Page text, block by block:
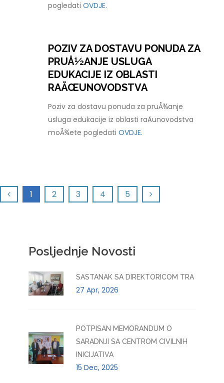
pogledatiOVDJE.
POZIV ZA DOSTAVU PONUDA ZA
PRUÅ½ANJE USLUGA
EDUKACIJE IZ OBLASTI
RAÄŒUNOVODSTVA
Poziv za dostavu ponuda za pruÅ¾anje
usluga edukacije iz oblasti raÄunovodstva
moÅ¾ete pogledatiOVDJE.
1 2 3 4 5
Posljednje Novosti
SASTANAK SA DIREKTORICOM TRA
27 Apr, 2026
POTPISAN MEMORANDUM O
SARADNJI SA CENTROM CIVILNIH
INICIJATIVA
15 Dec, 2025